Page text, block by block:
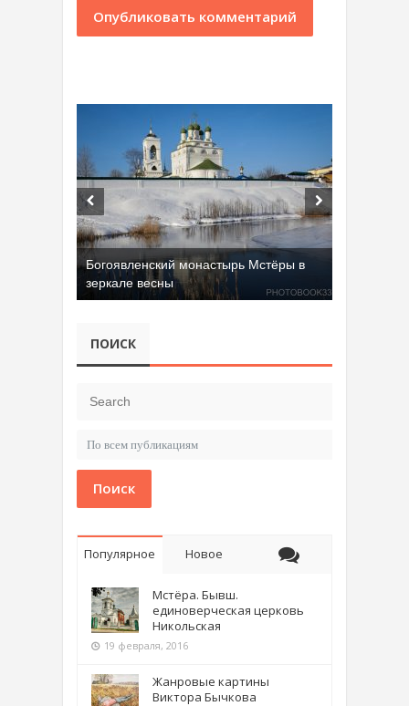
Богоявленский монастырь Мстёры в
зеркале весны
ПОИСК
Поиск
Популярное Новое
Мстёра. Бывш.
единоверческая церковь
Никольская
19 февраля, 2016
Жанровые картины
Виктора Бычкова